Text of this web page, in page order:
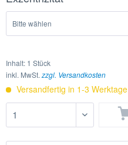
Inhalt: 1 Stück
inkl. MwSt. zzgl. Versandkosten
Versandfertig in 1-3 Werktage